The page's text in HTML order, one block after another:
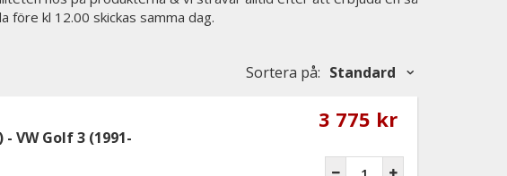
före kl 12.00 skickas samma dag.
Sortera på: Standard
VW Golf 3 (1991-
3 775 kr